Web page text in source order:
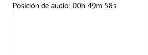
Posición de audio: 00h 49m 58s